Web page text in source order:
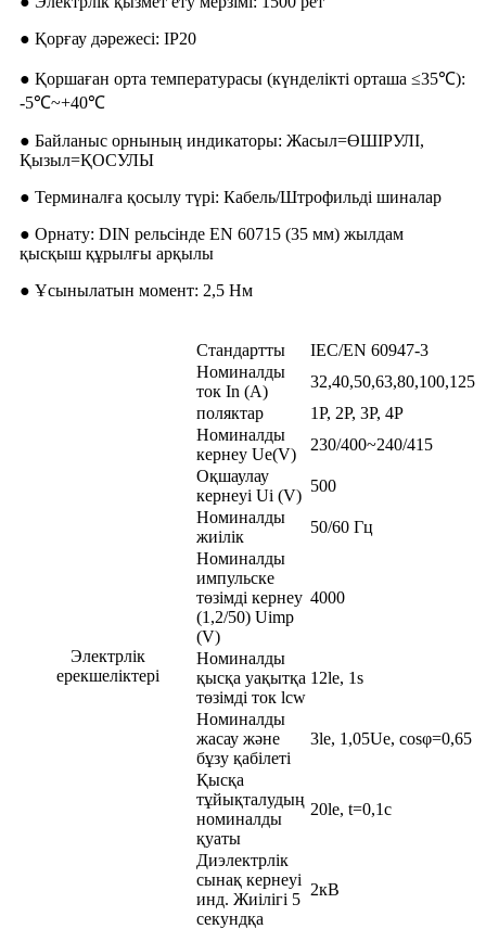
● Қорғау дәрежесі: IP20
● Қоршаған орта температурасы (күнделікті орташа ≤35℃):
-5℃~+40℃
● Байланыс орнының индикаторы: Жасыл=ӨШІРУЛІ,
Қызыл=ҚОСУЛЫ
● Терминалға қосылу түрі: Кабель/Штрофильді шиналар
● Орнату: DIN рельсінде EN 60715 (35 мм) жылдам
қысқыш құрылғы арқылы
● Ұсынылатын момент: 2,5 Нм
Стандартты IEC/EN 60947-3
Электрлік
ерекшеліктері
Номиналды
ток In (A)
32,40,50,63,80,100,125
поляктар
1P, 2P, 3P, 4P
Номиналды
кернеу Ue(V)
230/400~240/415
Оқшаулау
кернеуі Ui (V)
500
Номиналды
жиілік
50/60 Гц
Номиналды
импульске
төзімді кернеу
(1,2/50) Uimp
(V)
4000
Номиналды
қысқа уақытқа
төзімді ток lcw
12le, 1s
Номиналды
жасау және
бұзу қабілеті
3le, 1,05Ue, cosφ=0,65
Қысқа
тұйықталудың
номиналды
қуаты
20le, t=0,1с
Диэлектрлік
сынақ кернеуі
инд. Жиілігі 5
секундқа
2кВ